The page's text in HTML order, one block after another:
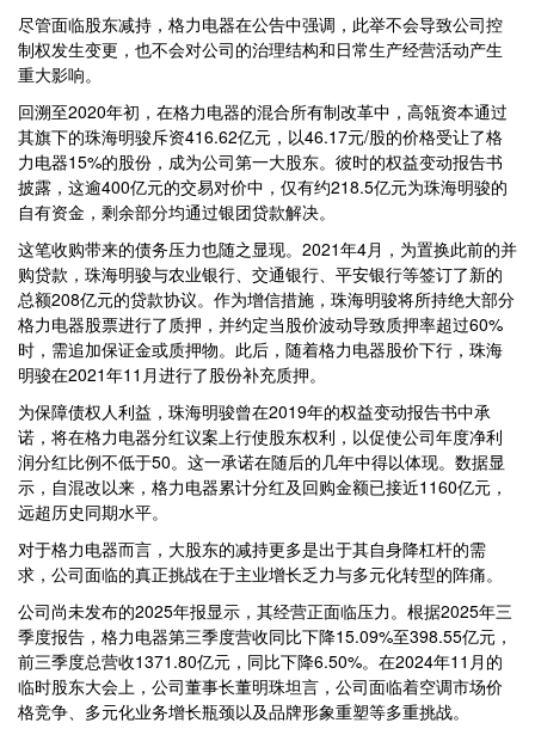
尽管面临股东减持，格力电器在公告中强调，此举不会导致公司控
制权发生变更，也不会对公司的治理结构和日常生产经营活动产生
重大影响。
回溯至2020年初，在格力电器的混合所有制改革中，高瓴资本通过
其旗下的珠海明骏斥资416.62亿元，以46.17元/股的价格受让了格
力电器15%的股份，成为公司第一大股东。彼时的权益变动报告书
披露，这逾400亿元的交易对价中，仅有约218.5亿元为珠海明骏的
自有资金，剩余部分均通过银团贷款解决。
这笔收购带来的债务压力也随之显现。2021年4月，为置换此前的并
购贷款，珠海明骏与农业银行、交通银行、平安银行等签订了新的
总额208亿元的贷款协议。作为增信措施，珠海明骏将所持绝大部分
格力电器股票进行了质押，并约定当股价波动导致质押率超过60%
时，需追加保证金或质押物。此后，随着格力电器股价下行，珠海
明骏在2021年11月进行了股份补充质押。
为保障债权人利益，珠海明骏曾在2019年的权益变动报告书中承
诺，将在格力电器分红议案上行使股东权利，以促使公司年度净利
润分红比例不低于50。这一承诺在随后的几年中得以体现。数据显
示，自混改以来，格力电器累计分红及回购金额已接近1160亿元，
远超历史同期水平。
对于格力电器而言，大股东的减持更多是出于其自身降杠杆的需
求，公司面临的真正挑战在于主业增长乏力与多元化转型的阵痛。
公司尚未发布的2025年报显示，其经营正面临压力。根据2025年三
季度报告，格力电器第三季度营收同比下降15.09%至398.55亿元，
前三季度总营收1371.80亿元，同比下降6.50%。在2024年11月的
临时股东大会上，公司董事长董明珠坦言，公司面临着空调市场价
格竞争、多元化业务增长瓶颈以及品牌形象重塑等多重挑战。